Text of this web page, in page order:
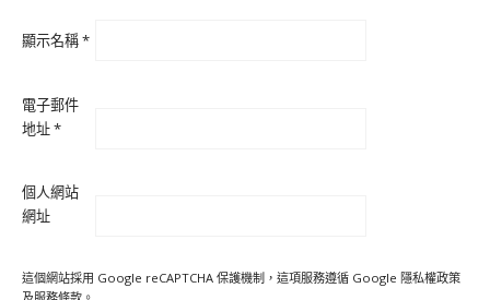
顯示名稱*
電子郵件
地址*
個人網站
網址
這個網站採用 Google reCAPTCHA 保護機制，這項服務遵循 Google 隱私權政策